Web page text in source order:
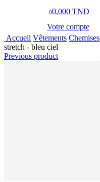
00,000 TND
Votre compte
Accueil Vêtements Chemises
stretch - bleu ciel
Previous product